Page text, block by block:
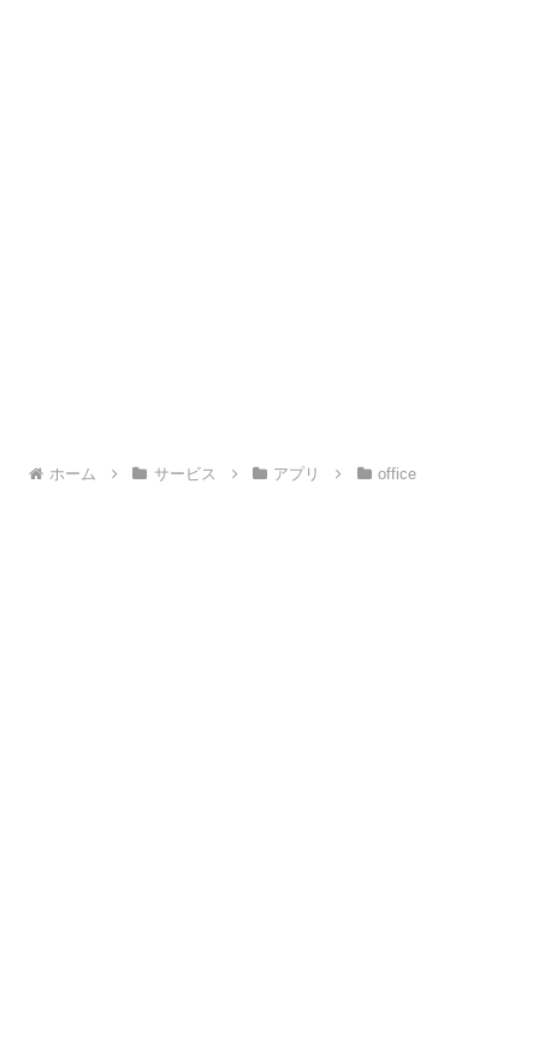
ホーム サービス アプリ office